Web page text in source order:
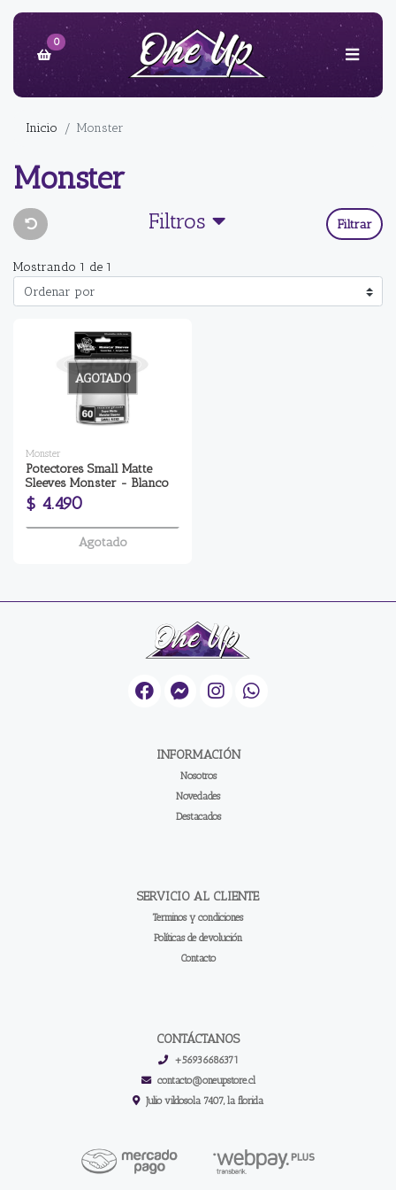
0
Inicio Monster
Monster
Filtros Filtrar
Mostrando 1 de 1
AGOTADO
Monster
Potectores Small Matte
Sleeves Monster - Blanco
$ 4.490
Agotado
INFORMACIÓN
Nosotros
Novedades
Destacados
SERVICIO AL CLIENTE
Terminos y condiciones
Políticas de devolución
Contacto
CONTÁCTANOS
+56936686371
contacto@oneupstore.cl
Julio vildosola 7407, la florida